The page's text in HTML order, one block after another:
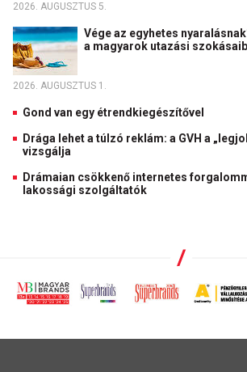
2026. AUGUSZTUS 5.
Vége az egyhetes
a magyarok utazási
2026. AUGUSZTUS 1.
Gond van egy étrendkiegészítővel
Drága lehet a túlzó reklám: a GVH a
vizsgálja
Drámaian csökkenő internetes
lakossági szolgáltatók